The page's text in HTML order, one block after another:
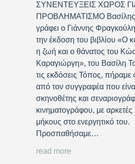
ΣΥΝΕΝΤΕΥΞΕΙΣ ΧΩΡΟΣ
ΠΡΟΒΛΗΜΑΤΙΣΜΟ Βασίλης
γράφει ο Γιάννης
την έκδοση του βιβλίου «Ο
η ζωή και ο θάνατος του
Καραγιώργη», του Βασίλη
τις εκδόσεις Τόπος, πήραμε
από τον συγγραφέα που
σκηνοθέτης και
κινηματογράφου, με αρκετές
μήκους στο ενεργητικό του.
Προσπαθήσαμε…
read more